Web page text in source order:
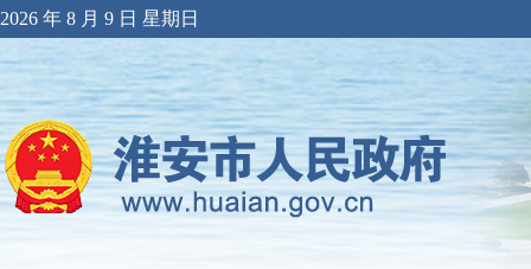
2026 年 8 月 9 日 星期日